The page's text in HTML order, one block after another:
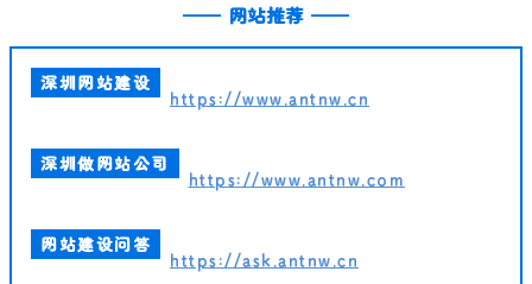
—— 网站推荐 ——
深圳网站建设
https://www.antnw.cn
深圳做网站公司
https://www.antnw.com
网站建设问答
https://ask.antnw.cn